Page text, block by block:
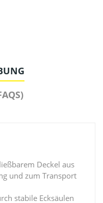
Deckel aus
und zum Transport
stabile Ecksäulen